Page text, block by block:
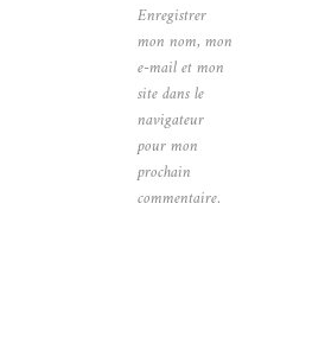
Enregistrer
mon nom, mon
e-mail et mon
site dans le
navigateur
pour mon
prochain
commentaire.